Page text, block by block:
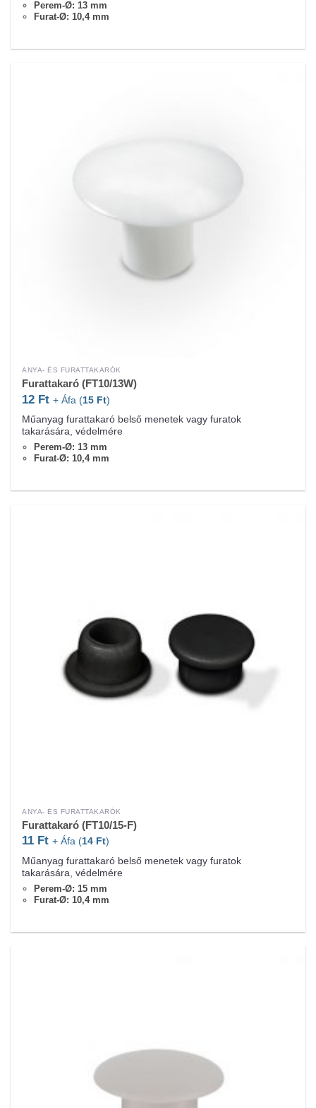
Perem-Ø: 13 mm
Furat-Ø: 10,4 mm
ANYA- ÉS FURATTAKARÓK
Furattakaró (FT10/13W)
12 Ft + Áfa (15 Ft)
Műanyag furattakaró belső menetek vagy furatok
takarására, védelmére
Perem-Ø: 13 mm
Furat-Ø: 10,4 mm
ANYA- ÉS FURATTAKARÓK
Furattakaró (FT10/15-F)
11 Ft + Áfa (14 Ft)
Műanyag furattakaró belső menetek vagy furatok
takarására, védelmére
Perem-Ø: 15 mm
Furat-Ø: 10,4 mm